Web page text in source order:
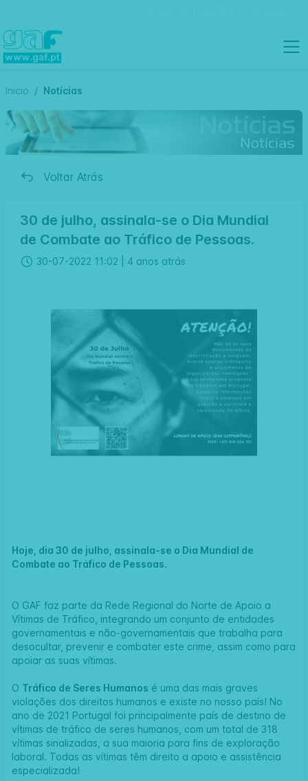
Inicio Notícias
Voltar Atrás
30 de julho, assinala-se o Dia Mundial
de Combate ao Tráfico de Pessoas.
30-07-2022 11:02 | 4 anos atrás
Hoje, dia 30 de julho, assinala-se o Dia Mundial de
Combate ao Tráfico de Pessoas.
O GAF faz parte da Rede Regional do Norte de Apoio a
Vítimas de Tráfico, integrando um conjunto de entidades
governamentais e não-governamentais que trabalha para
desocultar, prevenir e combater este crime, assim como para
apoiar as suas vítimas.
O Tráfico de Seres Humanos é uma das mais graves
violações dos direitos humanos e existe no nosso país! No
ano de 2021 Portugal foi principalmente país de destino de
vítimas de tráfico de seres humanos, com um total de 318
vítimas sinalizadas, a sua maioria para fins de exploração
laboral. Todas as vítimas têm direito a apoio e assistência
especializada!